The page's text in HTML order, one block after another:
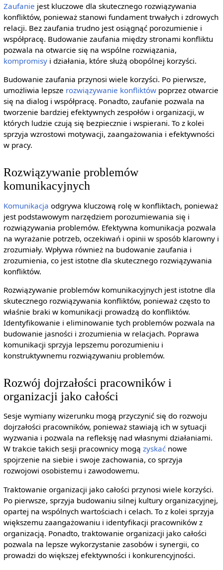
Zaufanie jest kluczowe dla skutecznego rozwiązywania
konfliktów, ponieważ stanowi fundament trwałych i zdrowych
relacji. Bez zaufania trudno jest osiągnąć porozumienie i
współpracę. Budowanie zaufania między stronami konfliktu
pozwala na otwarcie się na wspólne rozwiązania,
kompromisyi działania, które służą obopólnej korzyści.
Budowanie zaufania przynosi wiele korzyści. Po pierwsze,
umożliwia lepsze rozwiązywanie konfliktówpoprzez otwarcie
się na dialog i współpracę. Ponadto, zaufanie pozwala na
tworzenie bardziej efektywnych zespołów i organizacji, w
których ludzie czują się bezpiecznie i wspierani. To z kolei
sprzyja wzrostowi motywacji, zaangażowania i efektywności
w pracy.
Rozwiązywanie problemów
komunikacyjnych
Komunikacja odgrywa kluczową rolę w konfliktach, ponieważ
jest podstawowym narzędziem porozumiewania się i
rozwiązywania problemów. Efektywna komunikacja pozwala
na wyrażanie potrzeb, oczekiwań i opinii w sposób klarowny i
zrozumiały. Wpływa również na budowanie zaufania i
zrozumienia, co jest istotne dla skutecznego rozwiązywania
konfliktów.
Rozwiązywanie problemów komunikacyjnych jest istotne dla
skutecznego rozwiązywania konfliktów, ponieważ często to
właśnie braki w komunikacji prowadzą do konfliktów.
Identyfikowanie i eliminowanie tych problemów pozwala na
budowanie jasności i zrozumienia w relacjach. Poprawa
komunikacji sprzyja lepszemu porozumieniu i
konstruktywnemu rozwiązywaniu problemów.
Rozwój dojrzałości pracowników i
organizacji jako całości
Sesje wymiany wizerunku mogą przyczynić się do rozwoju
dojrzałości pracowników, ponieważ stawiają ich w sytuacji
wyzwania i pozwala na refleksję nad własnymi działaniami.
W trakcie takich sesji pracownicy mogą zyskaćnowe
spojrzenie na siebie i swoje zachowania, co sprzyja
rozwojowi osobistemu i zawodowemu.
Traktowanie organizacji jako całości przynosi wiele korzyści.
Po pierwsze, sprzyja budowaniu silnej kultury organizacyjnej,
opartej na wspólnych wartościach i celach. To z kolei sprzyja
większemu zaangażowaniu i identyfikacji pracowników z
organizacją. Ponadto, traktowanie organizacji jako całości
pozwala na lepsze wykorzystanie zasobów i synergii, co
prowadzi do większej efektywności i konkurencyjności.